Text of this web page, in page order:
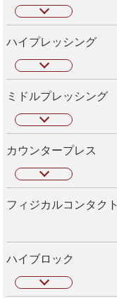
ハイプレッシング
ミドルプレッシング
カウンタープレス
フィジカルコンタクト
ハイブロック